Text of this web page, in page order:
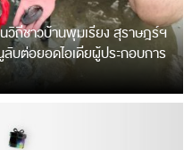
วิถีชาวบ้านพุมเรียง สุราษฎร์ฯ
บต่อยอดไอเดียผู้ประกอบการ